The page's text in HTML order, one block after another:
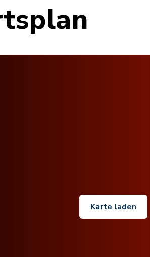
Karte laden